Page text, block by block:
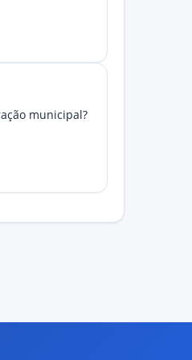
municipal?